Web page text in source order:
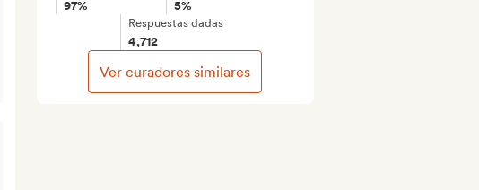
97% 5%
Respuestas dadas
4,712
Ver curadores similares